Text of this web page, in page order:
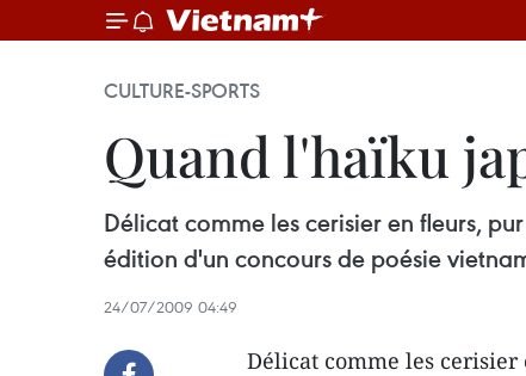
CULTURE-SPORTS
Quand l'haïku
Délicat comme les cerisier en fleurs,
édition d'un concours de poésie
24/07/2009 04:49
Délicat comme les